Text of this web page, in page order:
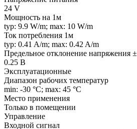
24 V
Мощность на 1м
typ: 9.9 W/m; max: 10 W/m
Ток потребления 1м
typ: 0.41 A/m; max: 0.42 A/m
Предельное отклонение напряжения ±
0.25 В
Эксплуатационные
Диапазон рабочих температур
min: -30 °C; max: 45 °C
Место применения
Только в помещении
Управление
Входной сигнал